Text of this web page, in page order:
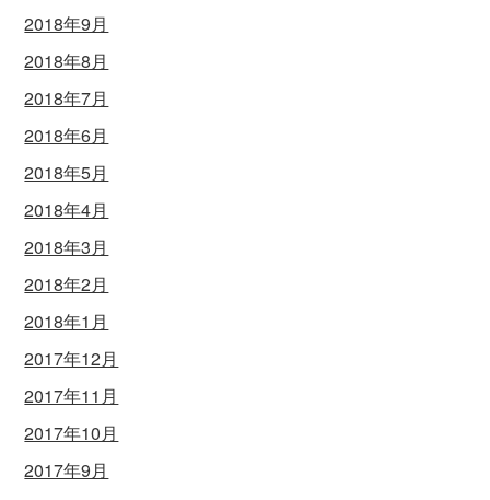
2018年9月
2018年8月
2018年7月
2018年6月
2018年5月
2018年4月
2018年3月
2018年2月
2018年1月
2017年12月
2017年11月
2017年10月
2017年9月